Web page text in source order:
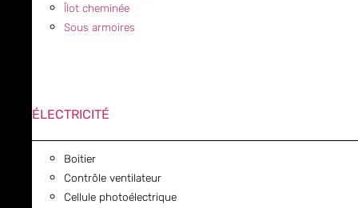
Îlot cheminée
Sous armoires
ÉLECTRICITÉ
Boitier
Contrôle ventilateur
Cellule photoélectrique